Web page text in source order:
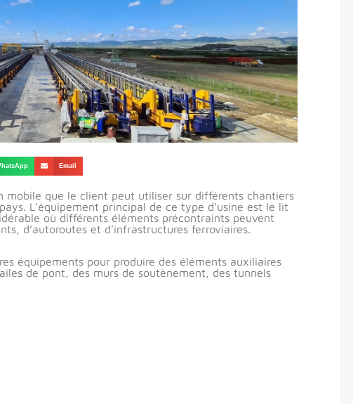
Email
mobile que le client peut utiliser sur différents chantiers
L’équipement principal de ce type d’usine est le lit
où différents éléments précontraints peuvent
d’autoroutes et d’infrastructures ferroviaires.
équipements pour produire des éléments auxiliaires
de pont, des murs de soutènement, des tunnels